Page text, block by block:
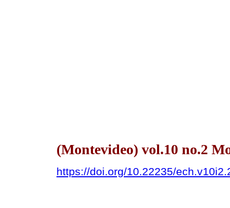
(Montevideo) vol.10 no.2
https://doi.org/10.22235/